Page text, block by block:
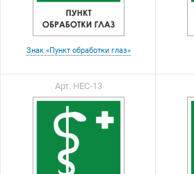
Знак «Пункт обработки глаз»
Арт. НЕС-13